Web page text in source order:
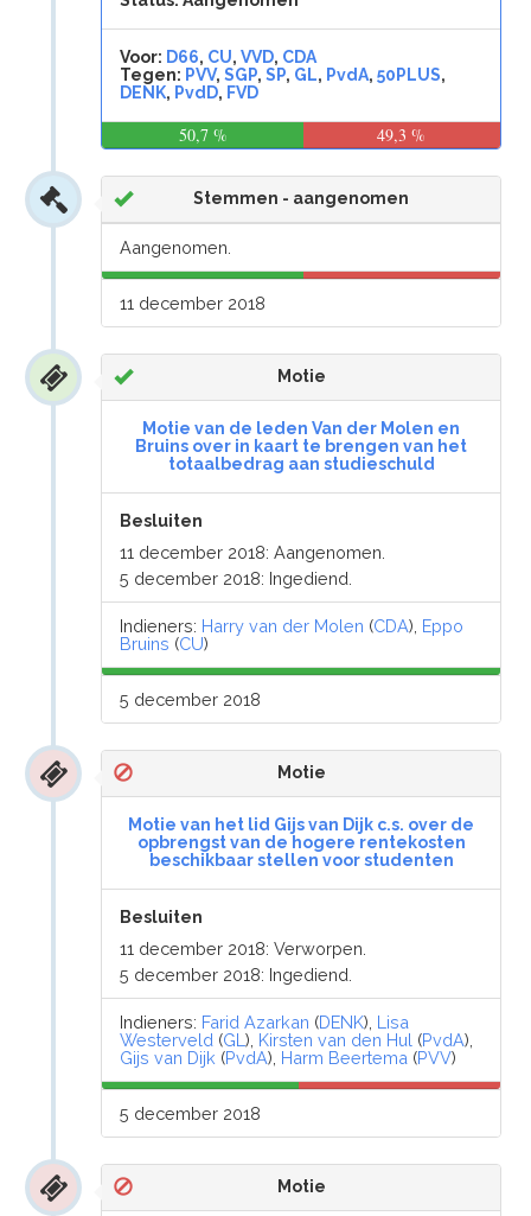
Voor: D66, CU,VVD, CDA
Tegen: PVV,SGP,SP, GL, PvdA,50PLUS,
DENK, PvdD, FVD
50,7 % 49,3 %
Stemmen - aangenomen
Aangenomen.
11 december 2018
Motie
Motie van de leden Van der Molen en
Bruins over in kaart te brengen van het
totaalbedrag aan studieschuld
Besluiten
11 december 2018: Aangenomen.
5 december 2018: Ingediend.
Indieners: Harry van der Molen (CDA), Eppo
Bruins (CU)
5 december 2018
Motie
Motie van het lid Gijs van Dijk c.s. over de
opbrengst van de hogere rentekosten
beschikbaar stellen voor studenten
Besluiten
11 december 2018: Verworpen.
5 december 2018: Ingediend.
Indieners: Farid Azarkan (DENK), Lisa
Westerveld (GL), Kirsten van den Hul (PvdA),
Gijs van Dijk (PvdA), Harm Beertema (PVV)
5 december 2018
Motie